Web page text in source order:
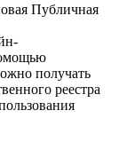
Публичная
получать
реестра